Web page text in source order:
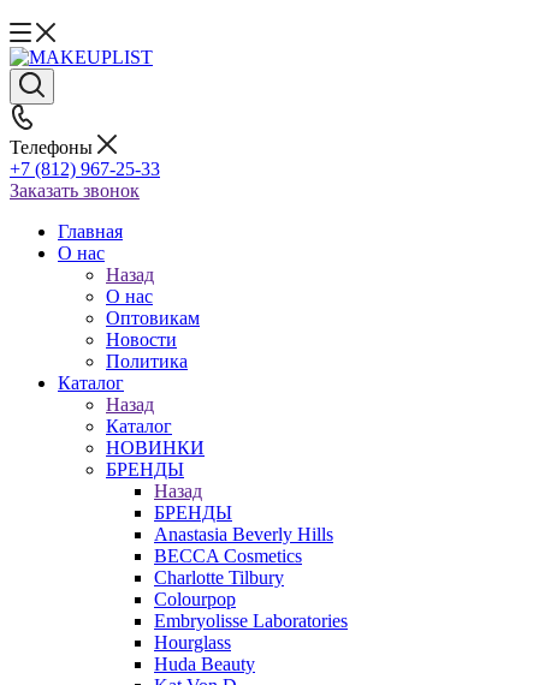
Телефоны
+7 (812) 967-25-33
Заказать звонок
Главная
О нас
Назад
О нас
Оптовикам
Новости
Политика
Каталог
Назад
Каталог
НОВИНКИ
БРЕНДЫ
Назад
БРЕНДЫ
Anastasia Beverly Hills
BECCA Cosmetics
Charlotte Tilbury
Colourpop
Embryolisse Laboratories
Hourglass
Huda Beauty